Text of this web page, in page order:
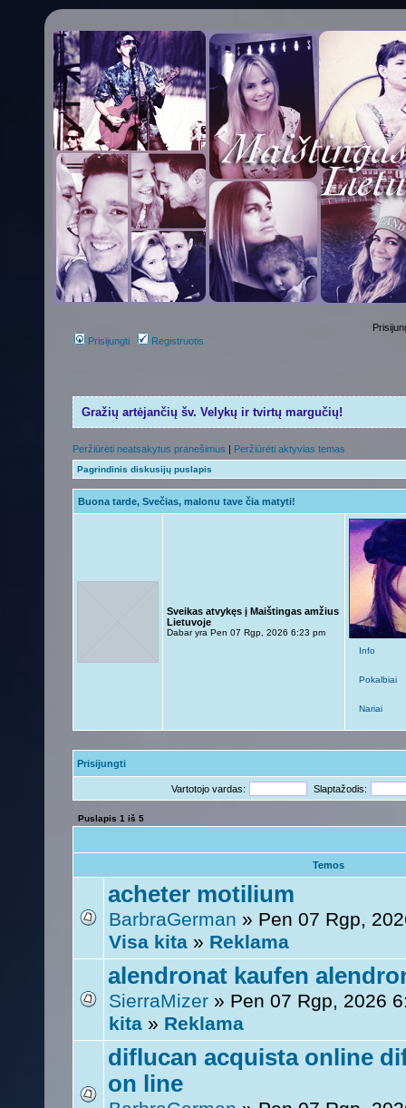
Prisijungti Registruotis
Gražių artėjančių šv. Velykų ir tvirtų margučių!
Peržiūrėti neatsakytus pranešimus | Peržiūrėti aktyvias temas
Pagrindinis diskusijų puslapis
Buona tarde, Svečias, malonu tave čia matyti!
Sveikas atvykęs į Maištingas amžius
Lietuvoje
Dabar yra Pen 07 Rgp, 2026 6:23 pm
Info
Pokalbiai
Nariai
Prisijungti
Vartotojo vardas: Slaptažodis:
Puslapis 1 iš 5
Temos
acheter motilium
BarbraGerman » Pen 07 Rgp,
Visa kita » Reklama
alendronat kaufen
SierraMizer » Pen 07 Rgp, 2026
kita » Reklama
diflucan acquista online
on line